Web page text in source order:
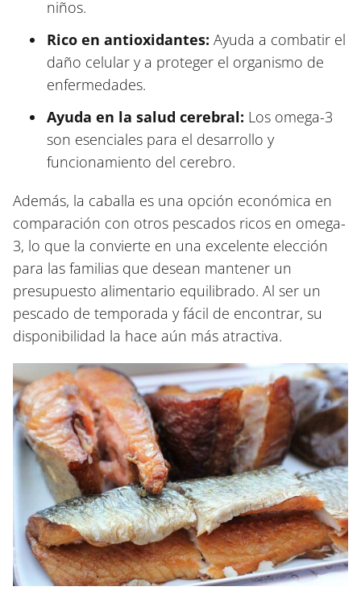
niños.
Rico en antioxidantes: Ayuda a combatir el
daño celular y a proteger el organismo de
enfermedades.
Ayuda en la salud cerebral: Los omega-3
son esenciales para el desarrollo y
funcionamiento del cerebro.
Además, la caballa es una opción económica en
comparación con otros pescados ricos en omega-
3, lo que la convierte en una excelente elección
para las familias que desean mantener un
presupuesto alimentario equilibrado. Al ser un
pescado de temporada y fácil de encontrar, su
disponibilidad la hace aún más atractiva.